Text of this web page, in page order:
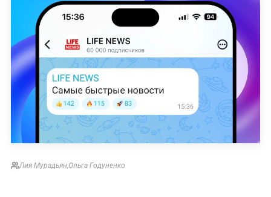
Лия Мурадьян Ольга Годуненко